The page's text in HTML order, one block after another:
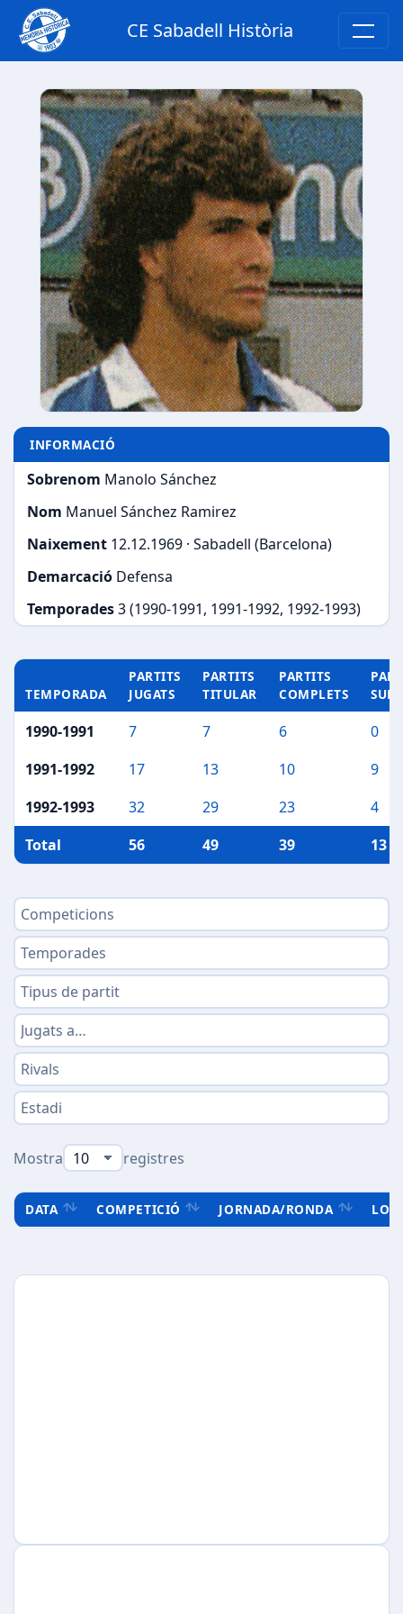
CE Sabadell Història
INFORMACIÓ
Sobrenom Manolo Sánchez
Nom Manuel Sánchez Ramirez
Naixement 12.12.1969 · Sabadell (Barcelona)
Demarcació Defensa
Temporades3 (1990-1991, 1991-1992, 1992-1993)
TEMPORADA
PARTITS
JUGATS
PARTITS
TITULAR
PARTITS
COMPLETS
1990-1991 7 7 6
0
1991-1992
17 13 10
9
1992-1993
32 29 23
4
Total
56 49 39 13
Mostra registres
DATA COMPETICIÓ JORNADA/RONDA